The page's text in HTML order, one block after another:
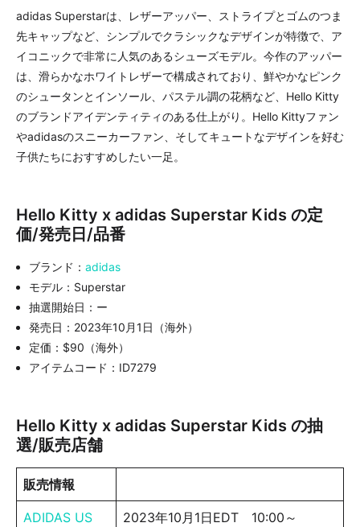
adidas Superstarは、レザーアッパー、ストライプとゴムのつま
先キャップなど、シンプルでクラシックなデザインが特徴で、ア
イコニックで非常に人気のあるシューズモデル。今作のアッパー
は、滑らかなホワイトレザーで構成されており、鮮やかなピンク
のシュータンとインソール、パステル調の花柄など、Hello Kitty
のブランドアイデンティティのある仕上がり。Hello Kittyファン
やadidasのスニーカーファン、そしてキュートなデザインを好む
子供たちにおすすめしたい一足。
Hello Kitty x adidas Superstar Kids の定
価/発売日/品番
ブランド： adidas
モデル：Superstar
抽選開始日：ー
発売日：2023年10月1日（海外）
定価：$90（海外）
アイテムコード：ID7279
Hello Kitty x adidas Superstar Kids の抽
選/販売店舗
販売情報
ADIDAS US 2023年10月1日EDT 10:00～